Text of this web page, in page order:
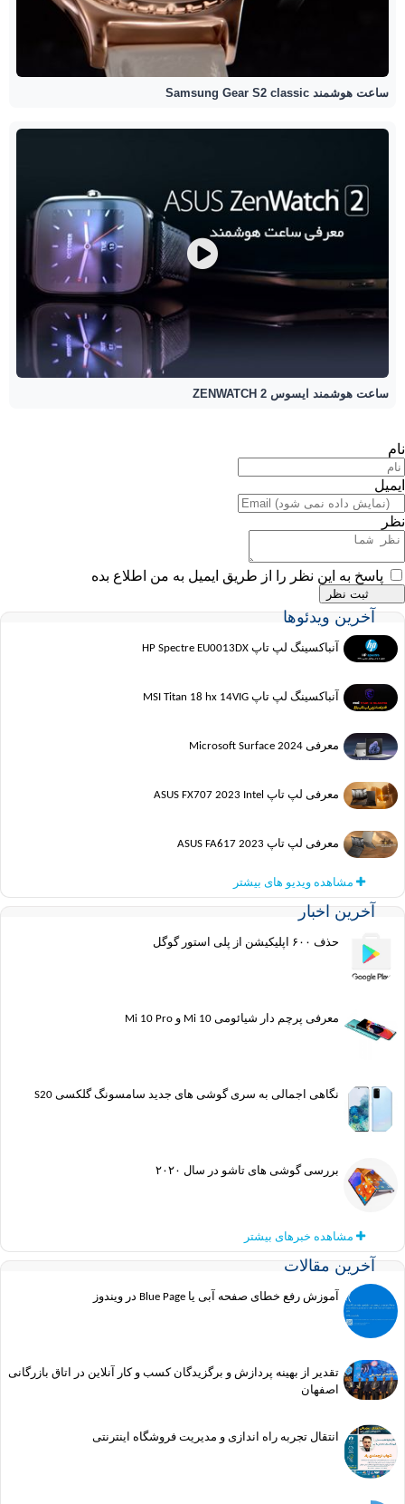
ساعت هوشمند Samsung Gear S2 classic
ساعت هوشمند ایسوس ZENWATCH 2
نام
ایمیل
نظر
پاسخ به این نظر را از طریق ایمیل به من اطلاع بده
آخرین ویدئوها
آنباکسینگ لپ تاپ HP Spectre EU0013DX
آنباکسینگ لپ تاپ MSI Titan 18 hx 14VIG
معرفی Microsoft Surface 2024
معرفی لپ تاپ ASUS FX707 2023 Intel
معرفی لپ تاپ ASUS FA617 2023
مشاهده ویدیو های بیشتر
آخرین اخبار
حذف ۶۰۰ اپلیکیشن از پلی استور گوگل
معرفی پرچم دار شیائومی Mi 10 و Mi 10 Pro
نگاهی اجمالی به سری گوشی های جدید سامسونگ گلکسی S20
بررسی گوشی های تاشو در سال ۲۰۲۰
مشاهده خبرهای بیشتر
آخرین مقالات
آموزش رفع خطای صفحه آبی یا Blue Page در ویندوز
تقدیر از بهینه پردازش و برگزیدگان کسب و کار آنلاین در اتاق بازرگانی
اصفهان
انتقال تجربه راه اندازی و مدیریت فروشگاه اینترنتی